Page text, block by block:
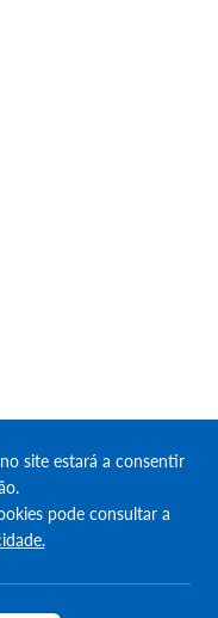
reserved
site estará a consentir
pode consultar a